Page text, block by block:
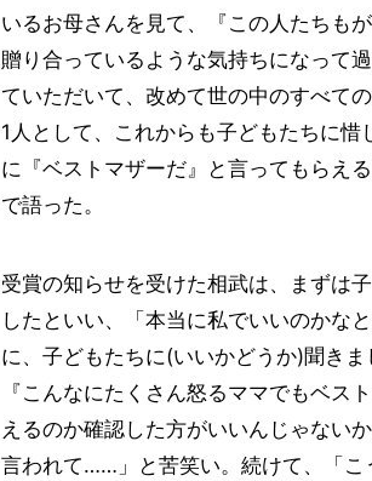
いるお母さんを見て、『この人たちも
贈り合っているような気持ちになって
ていただいて、改めて世の中のすべて
1人として、これからも子どもたちに
に『ベストマザーだ』と言ってもらえ
で語った。
受賞の知らせを受けた相武は、まずは
したといい、「本当に私でいいのかな
に、子どもたちに(いいかどうか)聞き
『こんなにたくさん怒るママでもベス
えるのか確認した方がいいんじゃない
言われて……」と苦笑い。続けて、「こ